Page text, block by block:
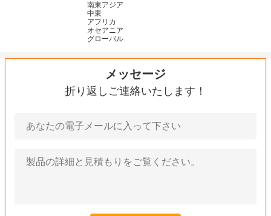
南東アジア
中東
アフリカ
オセアニア
グローバル
メッセージ
折り返しご連絡いたします！